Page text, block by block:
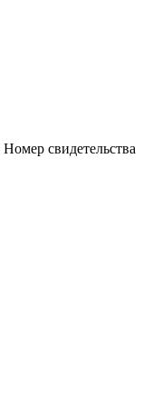
Номер свидетельства